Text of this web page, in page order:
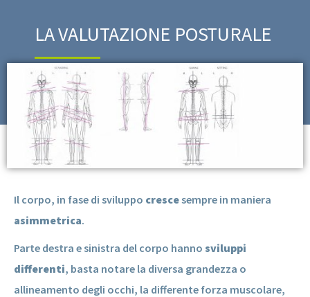
LA VALUTAZIONE POSTURALE
Il corpo, in fase di sviluppo crescesempre in maniera
asimmetrica.
Parte destra e sinistra del corpo hanno sviluppi
differenti, basta notare la diversa grandezza o
allineamento degli occhi, la differente forza muscolare,